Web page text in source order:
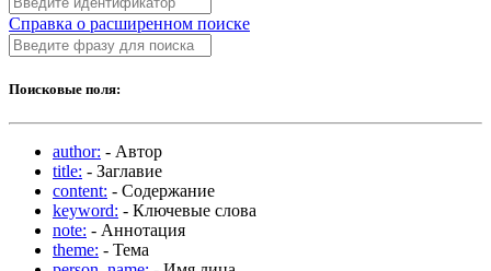
Справка о расширенном поиске
Поисковые поля:
author: - Автор
title: - Заглавие
content: - Содержание
keyword: - Ключевые слова
note: - Аннотация
theme: - Тема